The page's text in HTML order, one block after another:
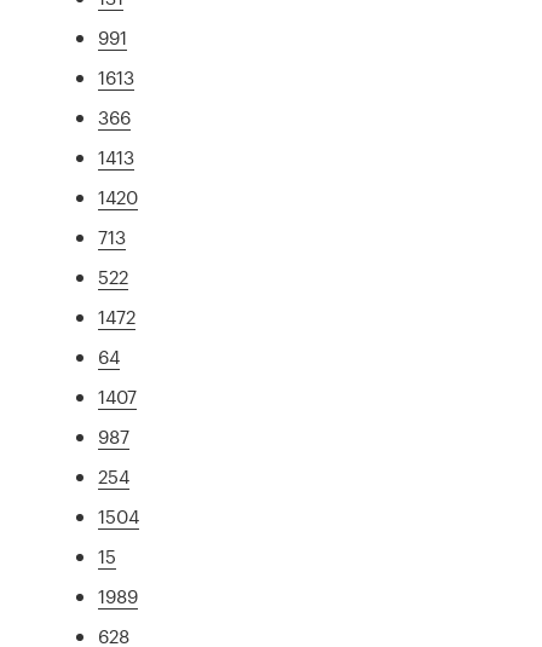
991
1613
366
1413
1420
713
522
1472
64
1407
987
254
1504
15
1989
628